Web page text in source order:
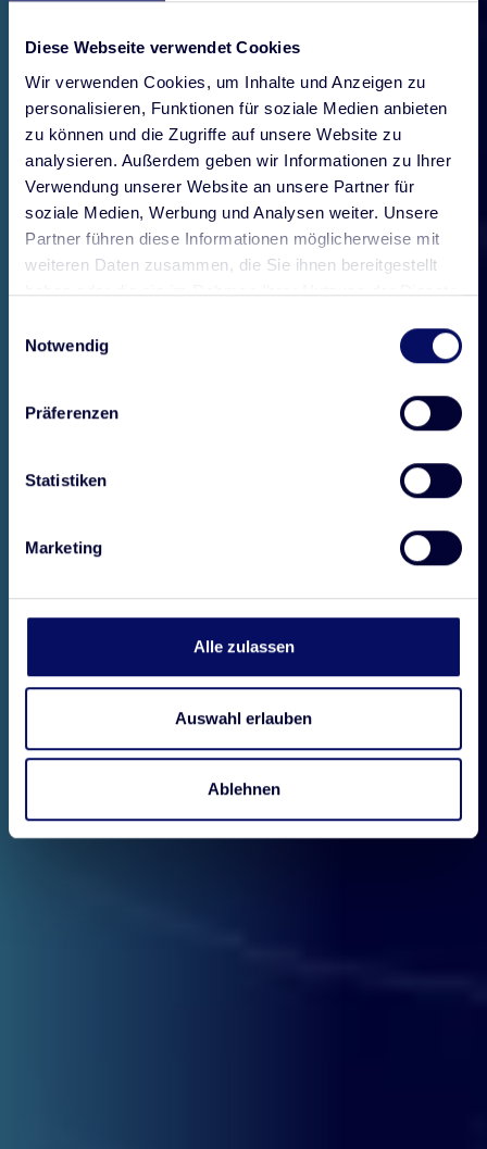
Diese Webseite verwendet Cookies
Wir verwenden Cookies, um Inhalte und Anzeigen zu
personalisieren, Funktionen für soziale Medien anbieten
zu können und die Zugriffe auf unsere Website zu
analysieren. Außerdem geben wir Informationen zu Ihrer
Verwendung unserer Website an unsere Partner für
soziale Medien, Werbung und Analysen weiter. Unsere
Partner führen diese Informationen möglicherweise mit
weiteren Daten zusammen, die Sie ihnen bereitgestellt
haben oder die sie im Rahmen Ihrer Nutzung der Dienste
Notwendig
Präferenzen
Statistiken
Marketing
Alle zulassen
Auswahl erlauben
Ablehnen